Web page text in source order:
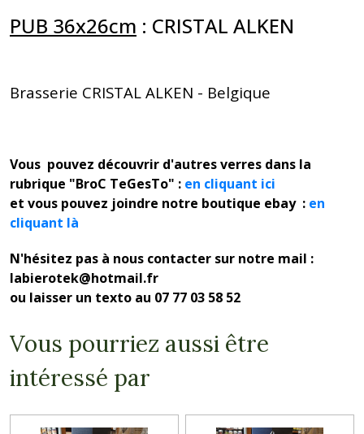
PUB 36x26cm : CRISTAL ALKEN
Brasserie CRISTAL ALKEN - Belgique
Vous pouvez découvrir d'autres verres dans la
rubrique "BroC TeGesTo" : en cliquant ici
et vous pouvez joindre notre boutique ebay : en
cliquant là
N'hésitez pas à nous contacter sur notre mail :
labierotek@hotmail.fr
ou laisser un texto au 07 77 03 58 52
Vous pourriez aussi être
intéressé par